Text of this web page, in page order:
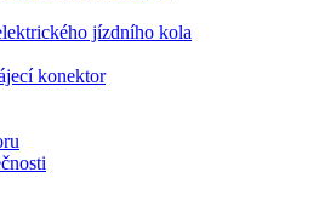
jízdního kola
konektor